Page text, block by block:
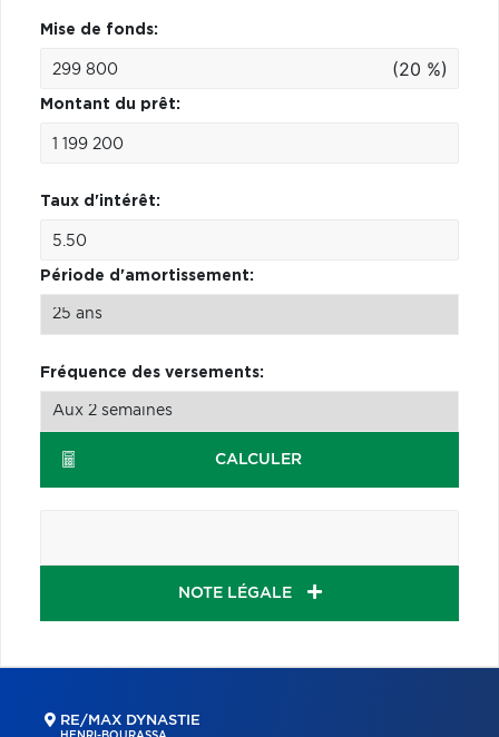
Mise de fonds:
(20 %)
Montant du prêt:
Taux d'intérêt:
Période d'amortissement:
Fréquence des versements:
CALCULER
NOTE LÉGALE
RE/MAX DYNASTIE